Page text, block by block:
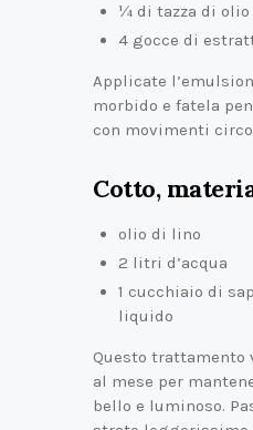
¼ di tazza di
4 gocce di
Applicate
morbido e fatela
con movimenti
Cotto,
olio di lino
2 litri d’acqua
1 cucchiaio di
liquido
Questo trattamento
al mese per
bello e luminoso.